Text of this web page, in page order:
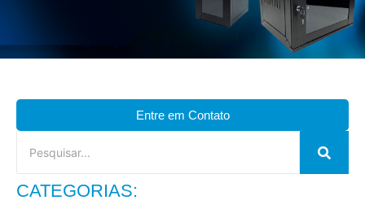
Entre em Contato
CATEGORIAS: